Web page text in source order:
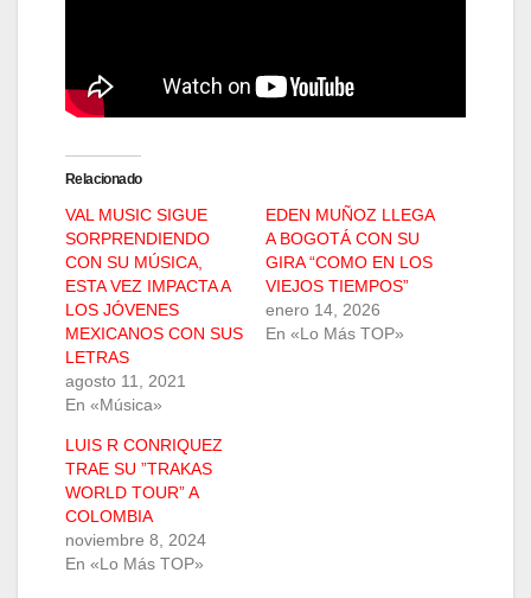
Relacionado
VAL MUSIC SIGUE
SORPRENDIENDO
CON SU MÚSICA,
ESTA VEZ IMPACTA A
LOS JÓVENES
MEXICANOS CON SUS
LETRAS
agosto 11, 2021
En «Música»
EDEN MUÑOZ LLEGA
A BOGOTÁ CON SU
GIRA “COMO EN LOS
VIEJOS TIEMPOS”
enero 14, 2026
En «Lo Más TOP»
LUIS R CONRIQUEZ
TRAE SU ”TRAKAS
WORLD TOUR” A
COLOMBIA
noviembre 8, 2024
En «Lo Más TOP»